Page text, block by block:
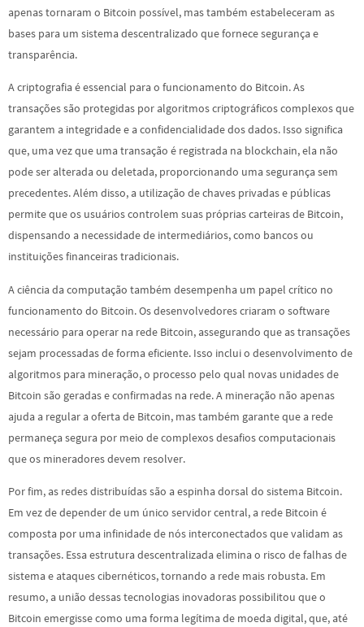
apenas tornaram o Bitcoin possível, mas também estabeleceram as
bases para um sistema descentralizado que fornece segurança e
transparência.
A criptografia é essencial para o funcionamento do Bitcoin. As
transações são protegidas por algoritmos criptográficos complexos que
garantem a integridade e a confidencialidade dos dados. Isso significa
que, uma vez que uma transação é registrada na blockchain, ela não
pode ser alterada ou deletada, proporcionando uma segurança sem
precedentes. Além disso, a utilização de chaves privadas e públicas
permite que os usuários controlem suas próprias carteiras de Bitcoin,
dispensando a necessidade de intermediários, como bancos ou
instituições financeiras tradicionais.
A ciência da computação também desempenha um papel crítico no
funcionamento do Bitcoin. Os desenvolvedores criaram o software
necessário para operar na rede Bitcoin, assegurando que as transações
sejam processadas de forma eficiente. Isso inclui o desenvolvimento de
algoritmos para mineração, o processo pelo qual novas unidades de
Bitcoin são geradas e confirmadas na rede. A mineração não apenas
ajuda a regular a oferta de Bitcoin, mas também garante que a rede
permaneça segura por meio de complexos desafios computacionais
que os mineradores devem resolver.
Por fim, as redes distribuídas são a espinha dorsal do sistema Bitcoin.
Em vez de depender de um único servidor central, a rede Bitcoin é
composta por uma infinidade de nós interconectados que validam as
transações. Essa estrutura descentralizada elimina o risco de falhas de
sistema e ataques cibernéticos, tornando a rede mais robusta. Em
resumo, a união dessas tecnologias inovadoras possibilitou que o
Bitcoin emergisse como uma forma legítima de moeda digital, que, até